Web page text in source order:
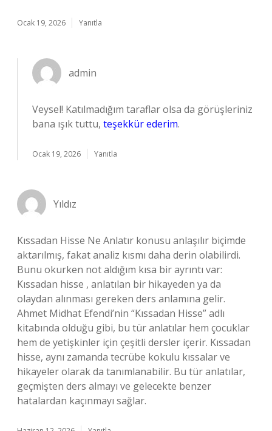
Ocak 19, 2026 Yanıtla
admin
Veysel! Katılmadığım taraflar olsa da görüşleriniz
bana ışık tuttu, teşekkür ederim.
Ocak 19, 2026 Yanıtla
Yıldız
Kıssadan Hisse Ne Anlatır konusu anlaşılır biçimde
aktarılmış, fakat analiz kısmı daha derin olabilirdi.
Bunu okurken not aldığım kısa bir ayrıntı var:
Kıssadan hisse , anlatılan bir hikayeden ya da
olaydan alınması gereken ders anlamına gelir.
Ahmet Midhat Efendi’nin “Kıssadan Hisse” adlı
kitabında olduğu gibi, bu tür anlatılar hem çocuklar
hem de yetişkinler için çeşitli dersler içerir. Kıssadan
hisse, aynı zamanda tecrübe kokulu kıssalar ve
hikayeler olarak da tanımlanabilir. Bu tür anlatılar,
geçmişten ders almayı ve gelecekte benzer
hatalardan kaçınmayı sağlar.